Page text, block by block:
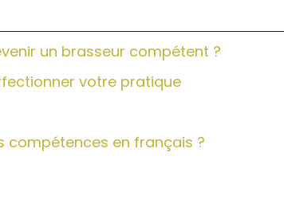
un brasseur compétent ?
votre pratique
en français ?